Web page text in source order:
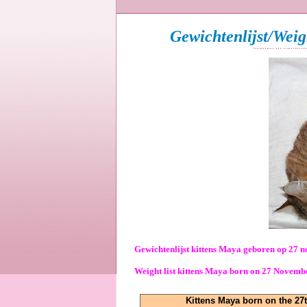
Kittens Maya born on the
Gewichtenlijst kittens Maya geboren op 27
Weight list kittens Maya born on 27
Gewichtenlijst/